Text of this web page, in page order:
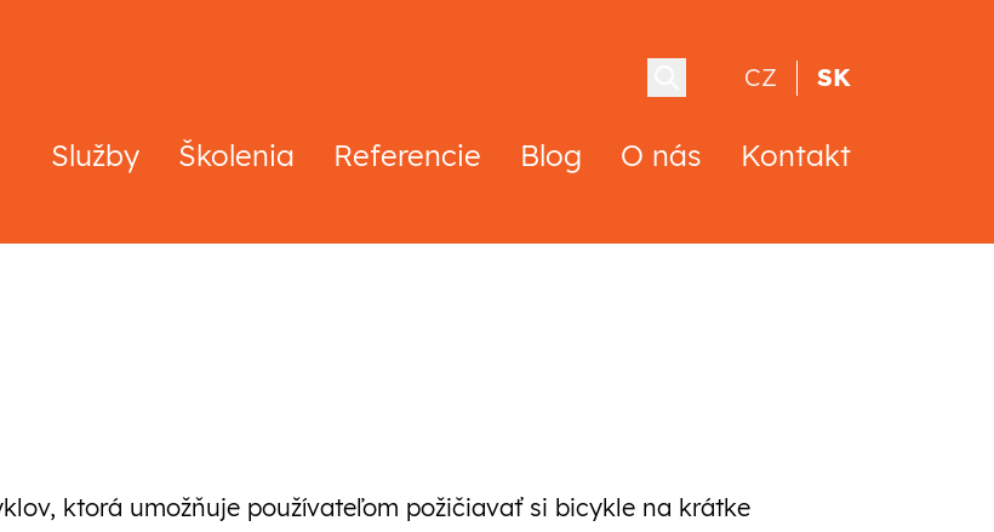
Služby Školenia Referencie Blog O nás Kontakt
CZ SK
ktorá umožňuje používateľom požičiavať si bicykle na krátke